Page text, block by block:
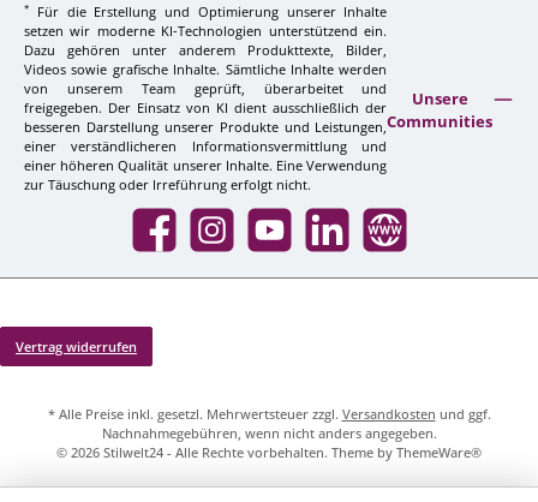
*
Für die Erstellung und Optimierung unserer Inhalte
setzen wir moderne KI-Technologien unterstützend ein.
Dazu gehören unter anderem Produkttexte, Bilder,
Videos sowie grafische Inhalte. Sämtliche Inhalte werden
von unserem Team geprüft, überarbeitet und
freigegeben. Der Einsatz von KI dient ausschließlich der
besseren Darstellung unserer Produkte und Leistungen,
einer verständlicheren Informationsvermittlung und
einer höheren Qualität unserer Inhalte. Eine Verwendung
zur Täuschung oder Irreführung erfolgt nicht.
Unsere
Communities
Facebook InstagramYouTube LinkedIn Website
Vertrag widerrufen
* Alle Preise inkl. gesetzl. Mehrwertsteuer zzgl. Versandkosten und ggf.
Nachnahmegebühren, wenn nicht anders angegeben.
© 2026 Stilwelt24 - Alle Rechte vorbehalten. Theme by ThemeWare®